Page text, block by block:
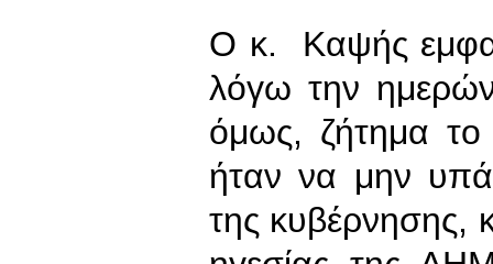
Ο κ. Καψής
λόγω την
όμως, ζήτημα το
ήταν να μην
της κυβέρνησης,